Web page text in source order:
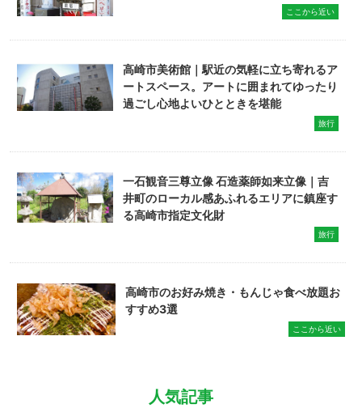
ここから近い
高崎市美術館｜駅近の気軽に立ち寄れるア
ートスペース。アートに囲まれてゆったり
過ごし心地よいひとときを堪能
旅行
一石観音三尊立像 石造薬師如来立像｜吉
井町のローカル感あふれるエリアに鎮座す
る高崎市指定文化財
旅行
高崎市のお好み焼き・もんじゃ食べ放題お
すすめ3選
ここから近い
人気記事